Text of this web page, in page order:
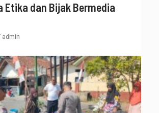
Etika dan Bijak Bermedia
admin